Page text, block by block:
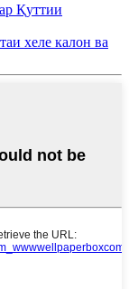
Қуттии
хеле калон ва